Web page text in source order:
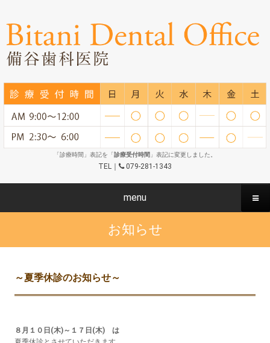
「診療時間」表記を「診療受付時間 」表記に変更しました。
TEL｜ 079-281-1343
menu
お知らせ
～夏季休診のお知らせ～
８月１０日(木)～１７日(木) は